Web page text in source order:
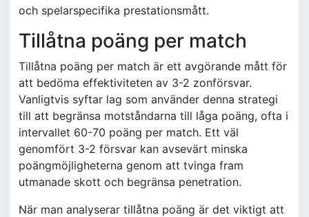
och spelarspecifika prestationsmått.
Tillåtna poäng per match
Tillåtna poäng per match är ett avgörande mått för
att bedöma effektiviteten av 3-2 zonförsvar.
Vanligtvis syftar lag som använder denna strategi
till att begränsa motståndarna till låga poäng, ofta i
intervallet 60-70 poäng per match. Ett väl
genomfört 3-2 försvar kan avsevärt minska
poängmöjligheterna genom att tvinga fram
utmanade skott och begränsa penetration.
När man analyserar tillåtna poäng är det viktigt att